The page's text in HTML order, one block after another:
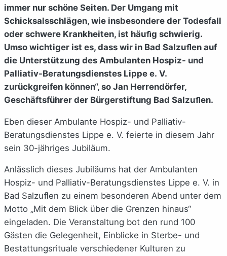
immer nur schöne Seiten. Der Umgang mit
Schicksalsschlägen, wie insbesondere der Todesfall
oder schwere Krankheiten, ist häuﬁg schwierig.
Umso wichtiger ist es, dass wir in Bad Salzuﬂen auf
die Unterstützung des Ambulanten Hospiz- und
Palliativ-Beratungsdienstes Lippe e. V.
zurückgreifen können“, so Jan Herrendörfer,
Geschäftsführer der Bürgerstiftung Bad Salzuﬂen.
Eben dieser Ambulante Hospiz- und Palliativ-
Beratungsdienstes Lippe e. V. feierte in diesem Jahr
sein 30-jähriges Jubiläum.
Anlässlich dieses Jubiläums hat der Ambulanten
Hospiz- und Palliativ-Beratungsdienstes Lippe e. V. in
Bad Salzuﬂen zu einem besonderen Abend unter dem
Motto „Mit dem Blick über die Grenzen hinaus“
eingeladen. Die Veranstaltung bot den rund 100
Gästen die Gelegenheit, Einblicke in Sterbe- und
Bestattungsrituale verschiedener Kulturen zu